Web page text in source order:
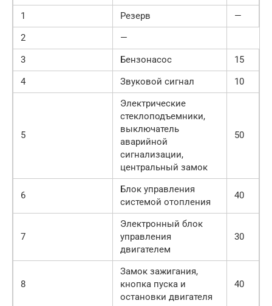
1
Резерв
—
2
—
3
Бензонасос
15
4
Звуковой сигнал 10
5
Электрические
стеклоподъемники,
выключатель
аварийной
сигнализации,
центральный замок
50
6
Блок управления
системой отопления
40
7
Электронный блок
управления
двигателем
30
8
Замок зажигания,
кнопка пуска и
остановки двигателя
40